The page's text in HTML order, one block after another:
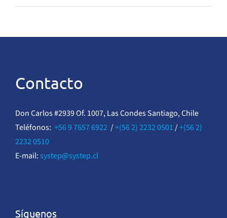
Contacto
Don Carlos #2939 Of. 1007, Las Condes Santiago, Chile
Teléfonos: +56 9 7657 6922/+(56 2) 2232 0501/+(56 2)
2232 0510
E-mail: systep@systep.cl
Síguenos